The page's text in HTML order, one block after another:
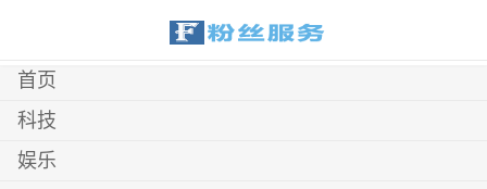
首页
科技
娱乐